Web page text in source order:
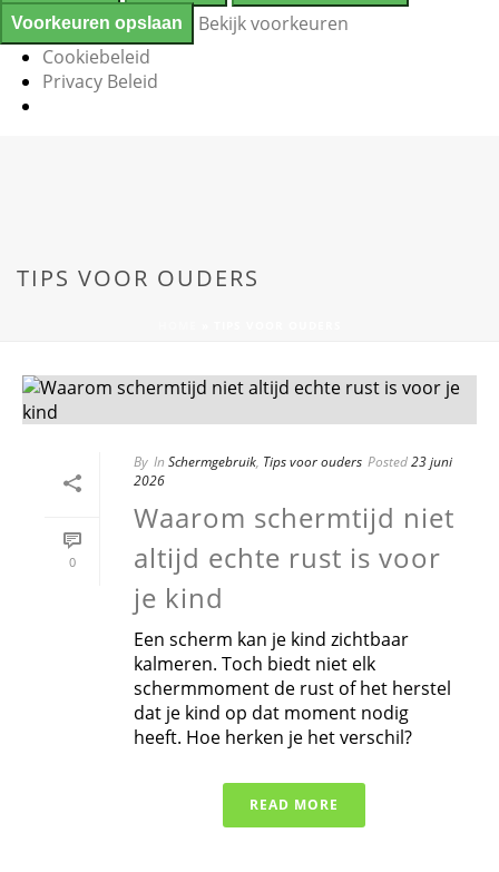
Voorkeuren opslaan
Bekijk voorkeuren
Cookiebeleid
Privacy Beleid
TIPS VOOR OUDERS
0
By In Schermgebruik, Tips voor ouders Posted23 juni
2026
Waarom schermtijd niet
altijd echte rust is voor
je kind
Een scherm kan je kind zichtbaar
kalmeren. Toch biedt niet elk
schermmoment de rust of het herstel
dat je kind op dat moment nodig
heeft. Hoe herken je het verschil?
READ MORE